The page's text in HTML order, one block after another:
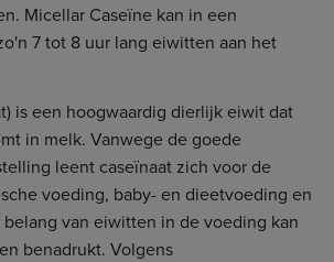
Micellar Caseïne kan in een
7 tot 8 uur lang eiwitten aan het
is een hoogwaardig dierlijk eiwit dat
in melk. Vanwege de goede
leent caseïnaat zich voor de
voeding, baby- en dieetvoeding en
van eiwitten in de voeding kan
benadrukt. Volgens